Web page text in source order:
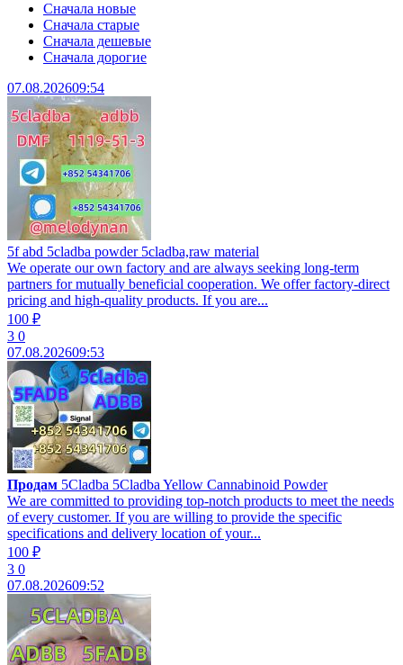
Сначала новые
Сначала старые
Сначала дешевые
Сначала дорогие
07.08.202609:54
5f abd 5cladba powder 5cladba,raw material
We operate our own factory and are always seeking long-term
partners for mutually beneficial cooperation. We offer factory-direct
pricing and high-quality products. If you are...
100 ₽
3 0
07.08.202609:53
Продам 5Cladba 5Cladba Yellow Cannabinoid Powder
We are committed to providing top-notch products to meet the needs
of every customer. If you are willing to provide the specific
specifications and delivery location of your...
100 ₽
3 0
07.08.202609:52